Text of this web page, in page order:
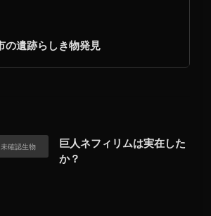
の遺跡らしき物発見
未確認生物
巨人ネフィリムは実在した
か？